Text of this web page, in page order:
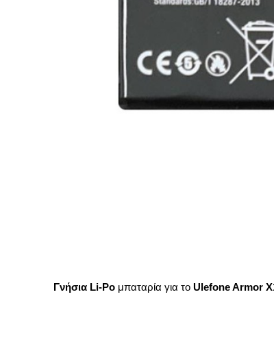
Γνήσια Li-Po μπαταρία για το Ulefone Armor